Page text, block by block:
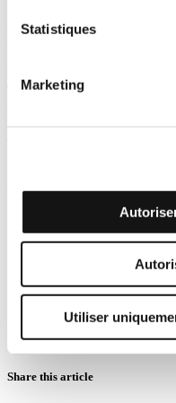
Statistiques
Marketing
Utiliser
LYNRED ?
Technologies , explique
Share this article